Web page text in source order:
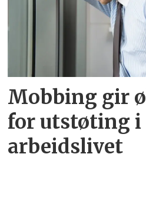
Mobbing gir
for utstøting i
arbeidslivet